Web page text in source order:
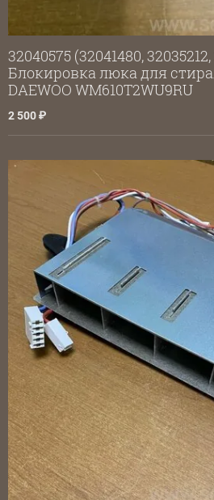
32040575 (32041480,
Блокировка люка для
DAEWOO WM610T2WU9RU
2 500